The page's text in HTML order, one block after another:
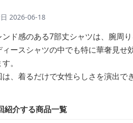
2026-06-18
ンド感のある7部丈シャツは、腕周
ィースシャツの中でも特に華奢見
。
は、着るだけで女性らしさを演出で
紹介する商品一覧